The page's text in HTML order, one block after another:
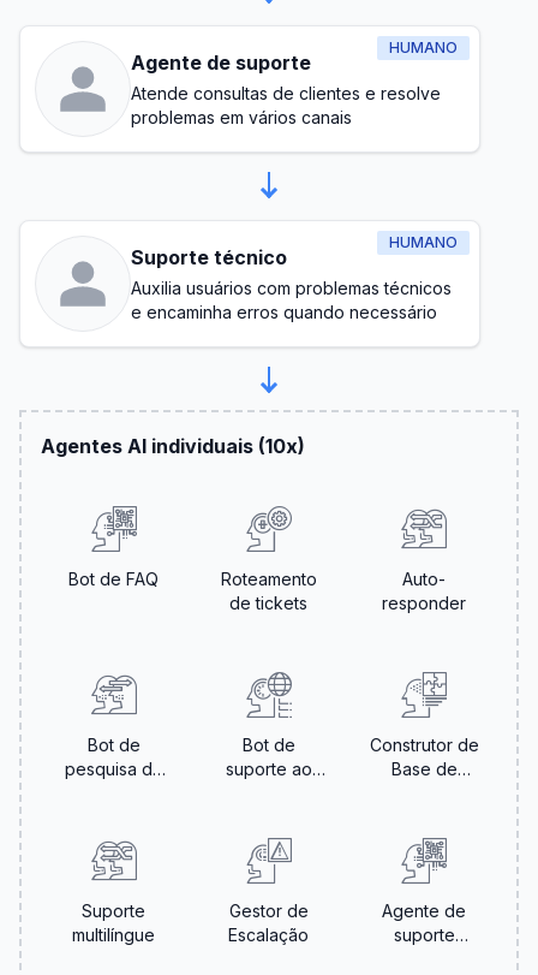
HUMANO
Agente de suporte
Atende consultas de clientes e resolve
problemas em vários canais
HUMANO
Suporte técnico
Auxilia usuários com problemas técnicos
e encaminha erros quando necessário
Agentes AI individuais (10x)
Bot de FAQ
Roteamento
de tickets
Auto-
responder
Bot de
pesquisa de
Bot de
suporte ao
Construtor de
Base de
Suporte
multilíngue
Gestor de
Escalação
Agente de
suporte